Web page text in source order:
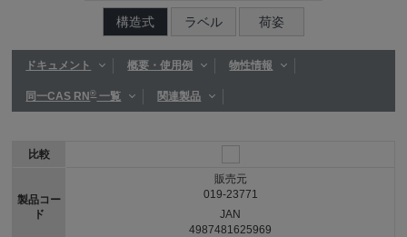
構造式 ラベル 荷姿
ドキュメント 概要・使用例 物性情報
同一CAS RN®一覧 関連製品
比較
製品コー
ド
販売元
019-23771
JAN
4987481625969